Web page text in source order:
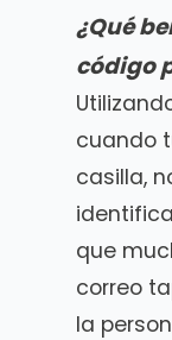
¿Qué
código
cuando
casilla,
que
correo
la